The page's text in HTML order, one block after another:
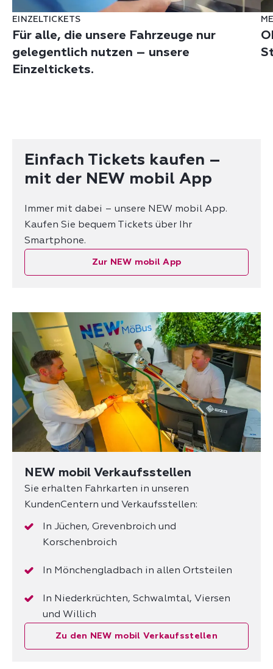
EINZELTICKETS
Für alle, die unsere Fahrzeuge nur
gelegentlich nutzen – unsere
Einzeltickets.
Einfach Tickets kaufen –
mit der NEW mobil App
Immer mit dabei – unsere NEW mobil App.
Kaufen Sie bequem Tickets über Ihr
Smartphone.
Zur NEW mobil App
NEW mobil Verkaufsstellen
Sie erhalten Fahrkarten in unseren
KundenCentern und Verkaufsstellen:
In Jüchen, Grevenbroich und
Korschenbroich
In Mönchengladbach in allen Ortsteilen
In Niederkrüchten, Schwalmtal, Viersen
und Willich
Zu den NEW mobil Verkaufsstellen